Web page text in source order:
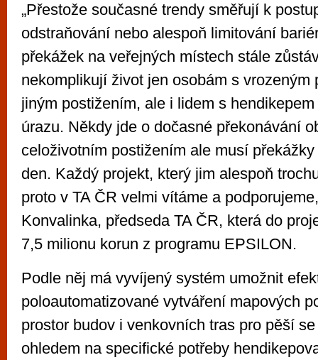
„Přestože současné trendy směřují k
odstraňování nebo alespoň limitování
překážek na veřejných místech stále
nekomplikují život jen osobám s vrozeným
jiným postižením, ale i lidem s
úrazu. Někdy jde o dočasné překonávání
celoživotním postižením ale musí
den. Každý projekt, který jim alespoň
proto v TA ČR velmi vítáme a
Konvalinka, předseda TA ČR, která do
7,5 milionu korun z programu EPSILON.
Podle něj má vyvíjený systém umožnit
poloautomatizované vytváření mapových
prostor budov i venkovních tras pro pěší
ohledem na specifické potřeby